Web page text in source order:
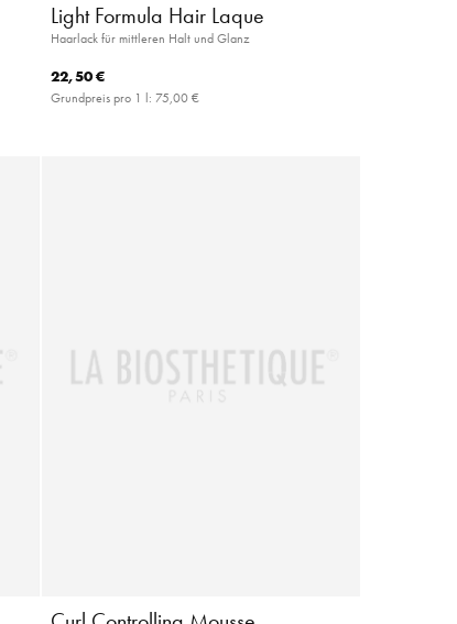
Light Formula Hair Laque
Haarlack für mittleren Halt und Glanz
22,50 €
Grundpreis pro 1 l: 75,00 €